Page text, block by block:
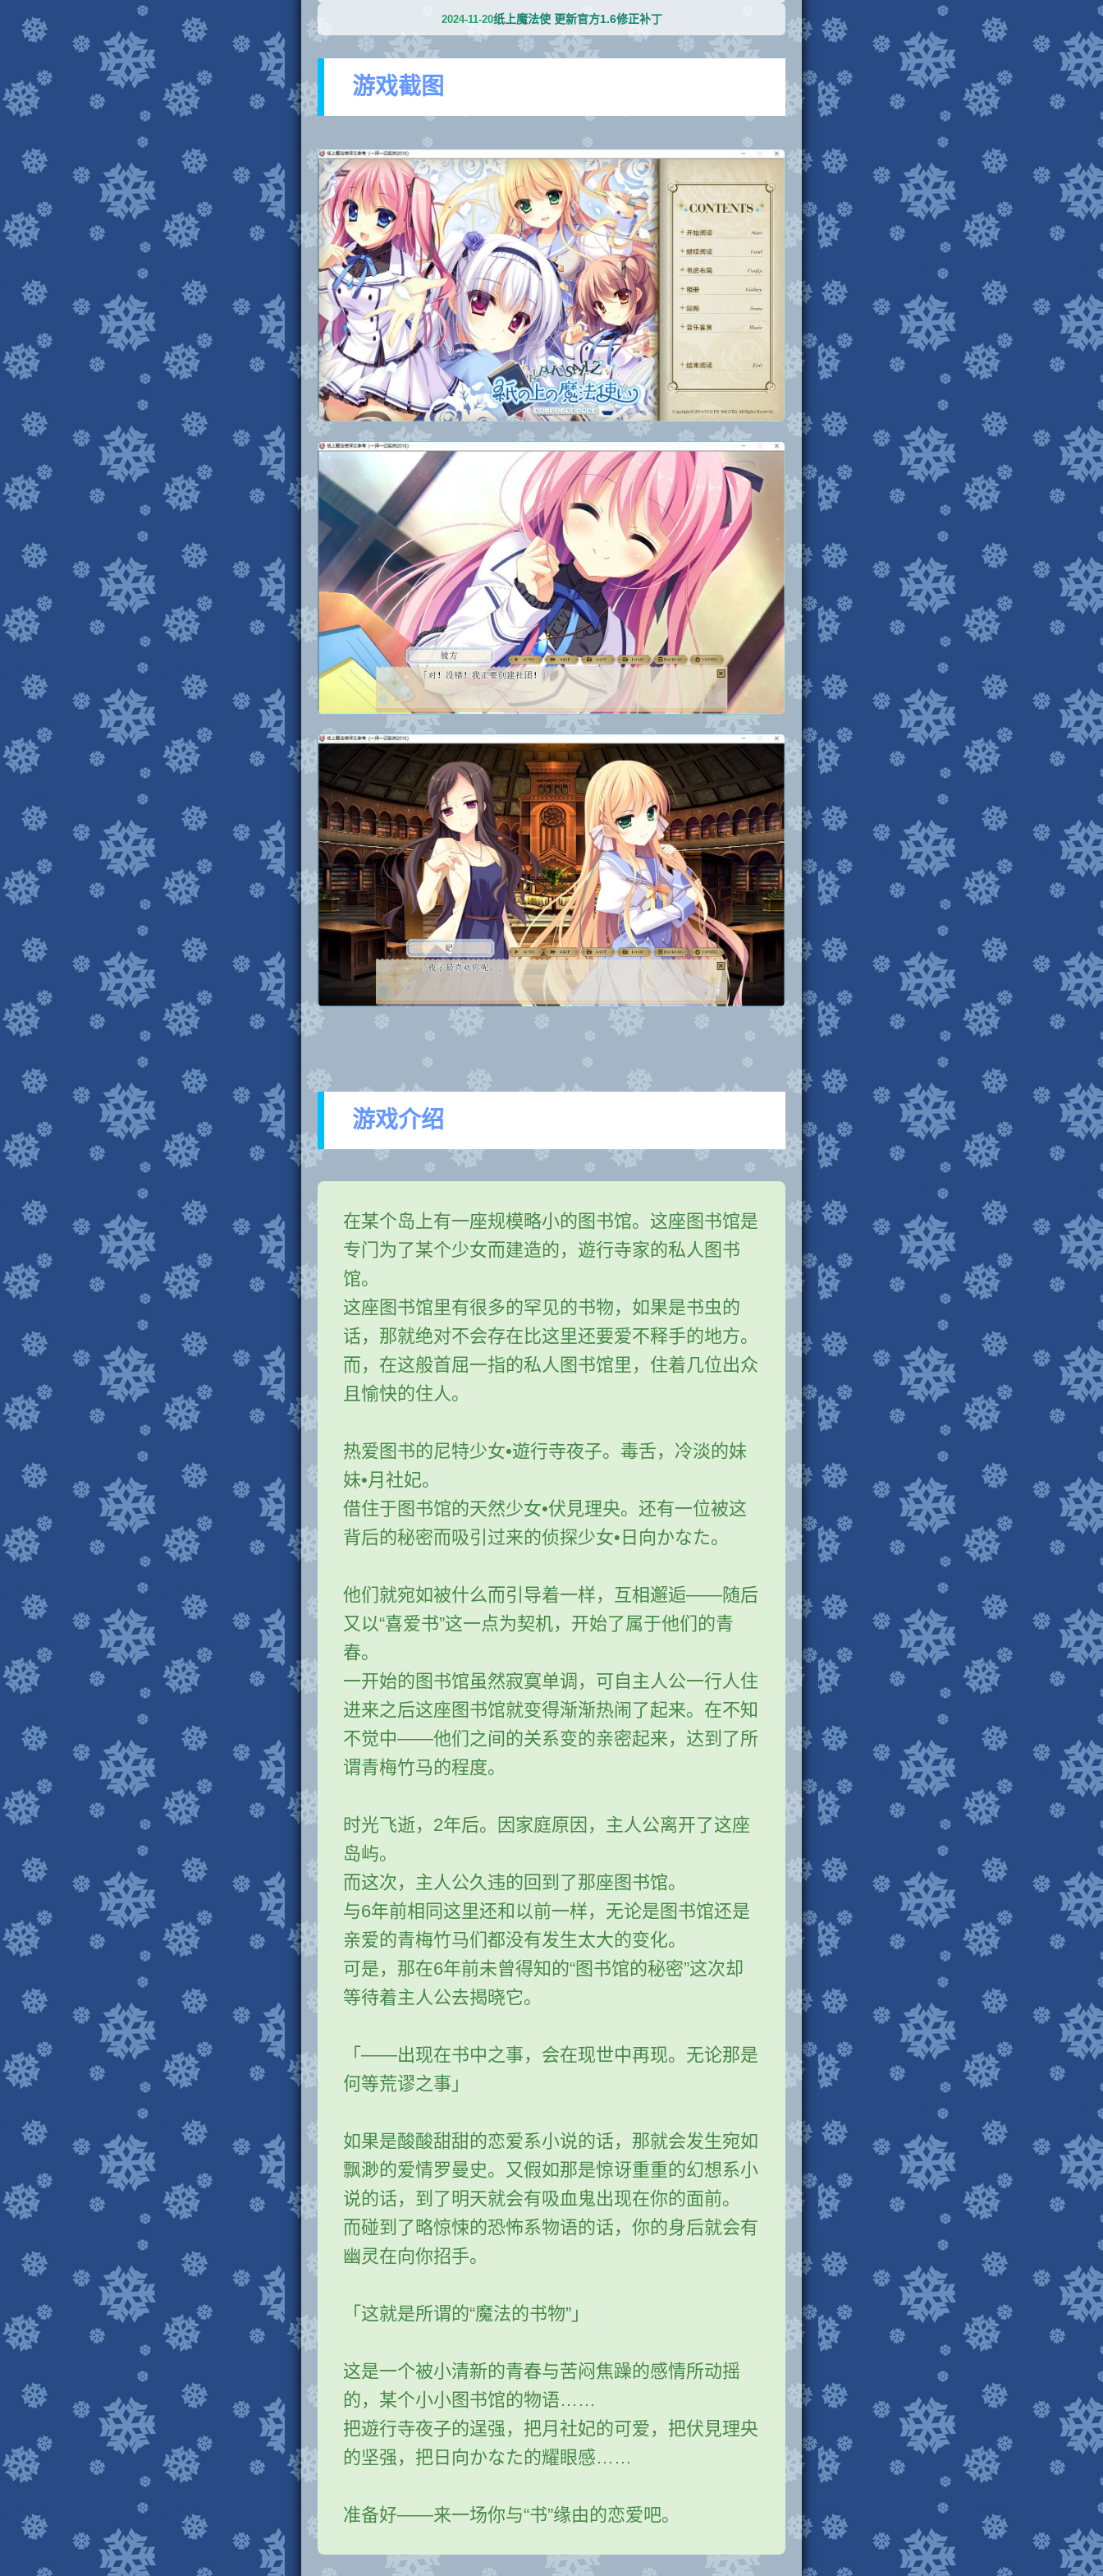
2024-11-20纸上魔法使 更新官方1.6修正补丁
游戏截图
游戏介绍
在某个岛上有一座规模略小的图书馆。这座图书馆是
专门为了某个少女而建造的，遊行寺家的私人图书
馆。
这座图书馆里有很多的罕见的书物，如果是书虫的
话，那就绝对不会存在比这里还要爱不释手的地方。
而，在这般首屈一指的私人图书馆里，住着几位出众
且愉快的住人。
热爱图书的尼特少女•遊行寺夜子。毒舌，冷淡的妹
妹•月社妃。
借住于图书馆的天然少女•伏見理央。还有一位被这
背后的秘密而吸引过来的侦探少女•日向かなた。
他们就宛如被什么而引导着一样，互相邂逅——随后
又以“喜爱书”这一点为契机，开始了属于他们的青
春。
一开始的图书馆虽然寂寞单调，可自主人公一行人住
进来之后这座图书馆就变得渐渐热闹了起来。在不知
不觉中——他们之间的关系变的亲密起来，达到了所
谓青梅竹马的程度。
时光飞逝，2年后。因家庭原因，主人公离开了这座
岛屿。
而这次，主人公久违的回到了那座图书馆。
与6年前相同这里还和以前一样，无论是图书馆还是
亲爱的青梅竹马们都没有发生太大的变化。
可是，那在6年前未曾得知的“图书馆的秘密”这次却
等待着主人公去揭晓它。
「——出现在书中之事，会在现世中再现。无论那是
何等荒谬之事」
如果是酸酸甜甜的恋爱系小说的话，那就会发生宛如
飘渺的爱情罗曼史。又假如那是惊讶重重的幻想系小
说的话，到了明天就会有吸血鬼出现在你的面前。
而碰到了略惊悚的恐怖系物语的话，你的身后就会有
幽灵在向你招手。
「这就是所谓的“魔法的书物”」
这是一个被小清新的青春与苦闷焦躁的感情所动摇
的，某个小小图书馆的物语……
把遊行寺夜子的逞强，把月社妃的可爱，把伏見理央
的坚强，把日向かなた的耀眼感……
准备好——来一场你与“书”缘由的恋爱吧。